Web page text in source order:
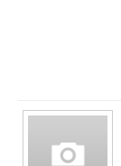
Ialomita